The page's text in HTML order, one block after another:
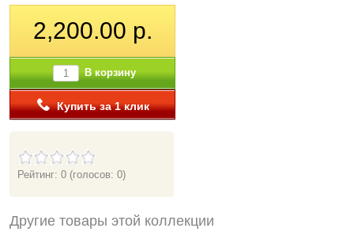
2,200.00 р.
В корзину
Купить за 1 клик
Рейтинг: 0 (голосов: 0)
Другие товары этой коллекции